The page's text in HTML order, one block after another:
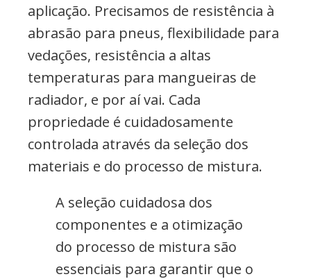
aplicação. Precisamos de resistência à
abrasão para pneus, flexibilidade para
vedações, resistência a altas
temperaturas para mangueiras de
radiador, e por aí vai. Cada
propriedade é cuidadosamente
controlada através da seleção dos
materiais e do processo de mistura.
A seleção cuidadosa dos
componentes e a otimização
do processo de mistura são
essenciais para garantir que o